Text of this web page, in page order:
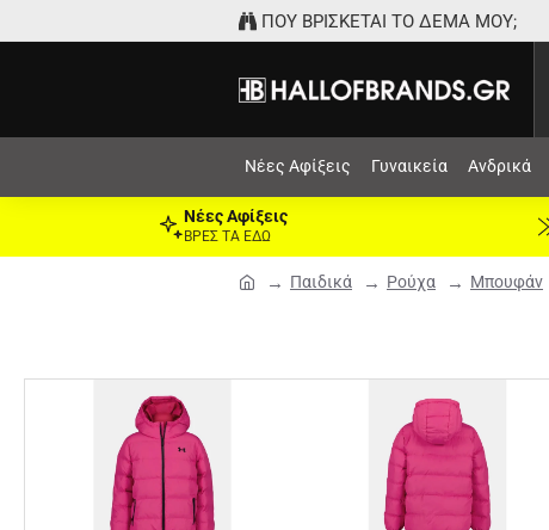
ΠΟΥ ΒΡΙΣΚΕΤΑΙ ΤΟ ΔΕΜΑ ΜΟΥ;
Νέες Αφίξεις Γυναικεία Ανδρικά
Παιδικά Ρούχα Μπουφάν
Νέες Αφίξεις
ΒΡΕΣ ΤΑ ΕΔΩ